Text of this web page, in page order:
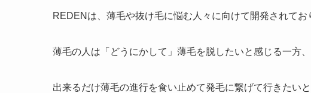
REDENは、薄毛や抜け毛に悩む人々に向けて開発されて
薄毛の人は「どうにかして」薄毛を脱したいと感じる一方
出来るだけ薄毛の進行を食い止めて発毛に繋げて行きたいと